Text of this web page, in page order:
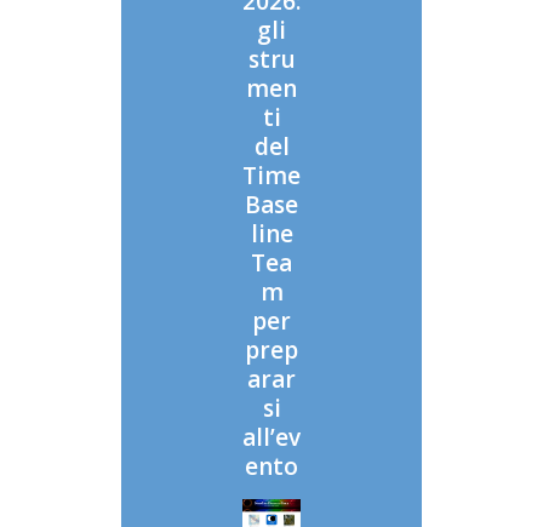
gli
stru
men
ti
del
Time
Base
line
Tea
m
per
prep
arar
si
all’ev
ento